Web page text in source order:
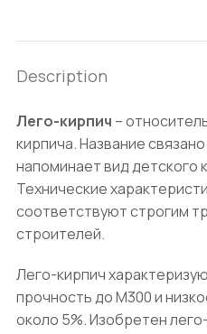
Description
Лего-кирпич –
кирпича. Название
напоминает вид детского
Технические
соответствуют строгим
строителей.
Лего-кирпич
прочность до М300 и
около 5%. Изобретен